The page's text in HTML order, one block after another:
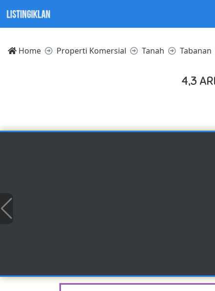
Home Properti Komersial Tanah Tabanan
4,3